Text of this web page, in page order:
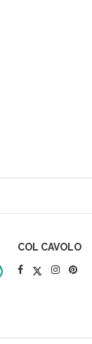
COL CAVOLO